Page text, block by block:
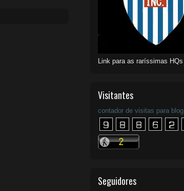
Link para as raríssimas HQs
Visitantes
contador de visitas para blog
Seguidores